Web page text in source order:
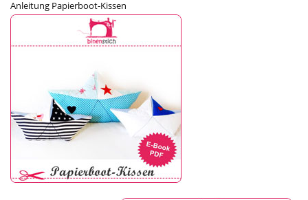
Anleitung Papierboot-Kissen